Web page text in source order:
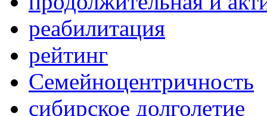
реабилитация
рейтинг
Семейноцентричность
сибирское долголетие